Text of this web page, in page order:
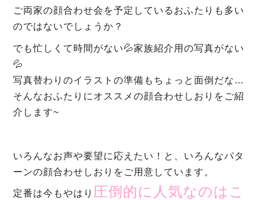
ご両家の顔合わせ会を予定しているおふたりも多い
のではないでしょうか？
でも忙しくて時間がない💦家族紹介用の写真がない
💦
写真替わりのイラストの準備もちょっと面倒だな…
そんなおふたりにオススメの顔合わせしおりをご紹
介します~
いろんなお声や要望に応えたい！と、いろんなパタ
ーンの顔合わせしおりをご用意しています。
定番は今もやはり 圧倒的に人気なのはこ